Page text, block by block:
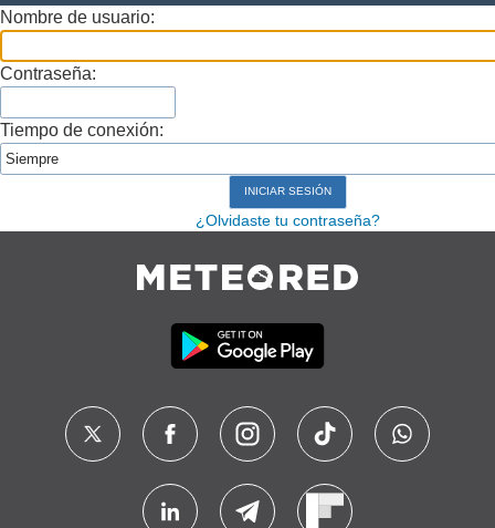
Nombre de usuario:
Contraseña:
Tiempo de conexión:
¿Olvidaste tu contraseña?